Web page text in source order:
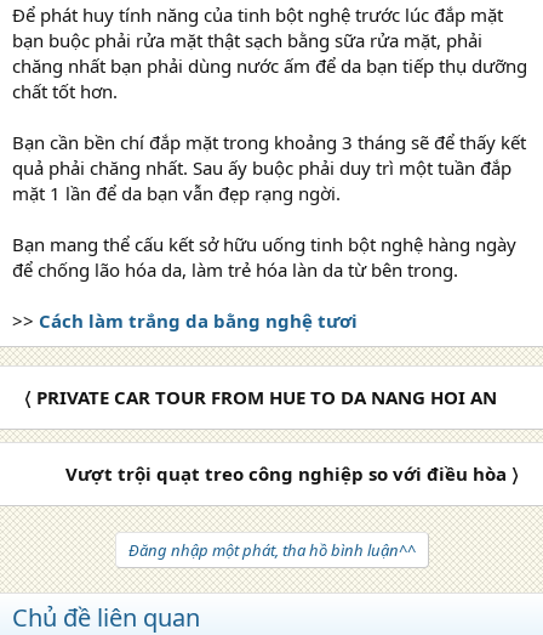
Để phát huy tính năng của tinh bột nghệ trước lúc đắp mặt
bạn buộc phải rửa mặt thật sạch bằng sữa rửa mặt, phải
chăng nhất bạn phải dùng nước ấm để da bạn tiếp thụ dưỡng
chất tốt hơn.
Bạn cần bền chí đắp mặt trong khoảng 3 tháng sẽ để thấy kết
quả phải chăng nhất. Sau ấy buộc phải duy trì một tuần đắp
mặt 1 lần để da bạn vẫn đẹp rạng ngời.
Bạn mang thể cấu kết sở hữu uống tinh bột nghệ hàng ngày
để chống lão hóa da, làm trẻ hóa làn da từ bên trong.
>> Cách làm trắng da bằng nghệ tươi
〈 PRIVATE CAR TOUR FROM HUE TO DA NANG HOI AN
Vượt trội quạt treo công nghiệp so với điều hòa 〉
Đăng nhập một phát, tha hồ bình luận^^
Chủ đề liên quan